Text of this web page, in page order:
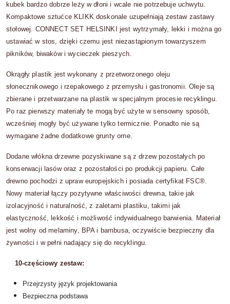
kubek bardzo dobrze leży w dłoni i wcale nie potrzebuje uchwytu.
Kompaktowe sztućce KLIKK doskonale uzupełniają zestaw zastawy
stołowej. CONNECT SET HELSINKI jest wytrzymały, lekki i można go
ustawiać w stos, dzięki czemu jest niezastąpionym towarzyszem
pikników, biwaków i wycieczek pieszych.
Okrągły plastik jest wykonany z przetworzonego oleju
słonecznikowego i rzepakowego z przemysłu i gastronomii. Oleje są
zbierane i przetwarzane na plastik w specjalnym procesie recyklingu.
Po raz pierwszy materiały te mogą być użyte w sensowny sposób,
wcześniej mogły być używane tylko termicznie. Ponadto nie są
wymagane żadne dodatkowe grunty orne.
Dodane włókna drzewne pozyskiwane są z drzew pozostałych po
konserwacji lasów oraz z pozostałości po produkcji papieru. Całe
drewno pochodzi z upraw europejskich i posiada certyfikat FSC®.
Nowy materiał łączy pozytywne właściwości drewna, takie jak
izolacyjność i naturalność, z zaletami plastiku, takimi jak
elastyczność, lekkość i możliwość indywidualnego barwienia. Materiał
jest wolny od melaminy, BPA i bambusa, oczywiście bezpieczny dla
żywności i w pełni nadający się do recyklingu.
10-częściowy zestaw:
Przejrzysty język projektowania
Bezpieczna podstawa